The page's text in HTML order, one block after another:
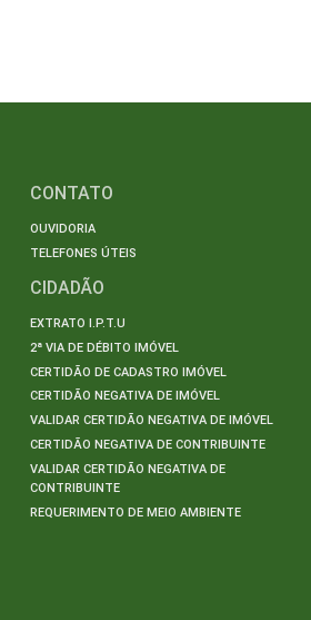
CONTATO
OUVIDORIA
TELEFONES ÚTEIS
CIDADÃO
EXTRATO I.P.T.U
2ª VIA DE DÉBITO IMÓVEL
CERTIDÃO DE CADASTRO IMÓVEL
CERTIDÃO NEGATIVA DE IMÓVEL
VALIDAR CERTIDÃO NEGATIVA DE IMÓVEL
CERTIDÃO NEGATIVA DE CONTRIBUINTE
VALIDAR CERTIDÃO NEGATIVA DE
CONTRIBUINTE
REQUERIMENTO DE MEIO AMBIENTE